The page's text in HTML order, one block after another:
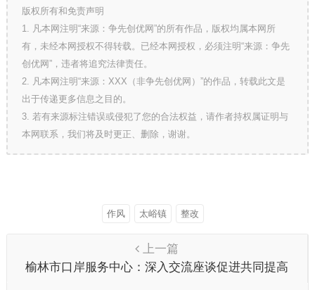
版权所有和免责声明
1. 凡本网注明“来源：争先创优网”的所有作品，版权均属本网所
有，未经本网授权不得转载。已经本网授权，必须注明“来源：争先
创优网”，违者将追究法律责任。
2. 凡本网注明“来源：XXX（非争先创优网）”的作品，转载此文是
出于传递更多信息之目的。
3. 若有来源标注错误或侵犯了您的合法权益，请作者持权属证明与
本网联系，我们将及时更正、删除，谢谢。
作风 太峪镇 整改
上一篇
榆林市口岸服务中心：深入交流座谈促进共同提高